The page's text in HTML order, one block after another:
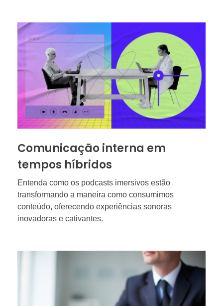
Comunicação interna em
tempos híbridos
Entenda como os podcasts imersivos estão
transformando a maneira como consumimos
conteúdo, oferecendo experiências sonoras
inovadoras e cativantes.